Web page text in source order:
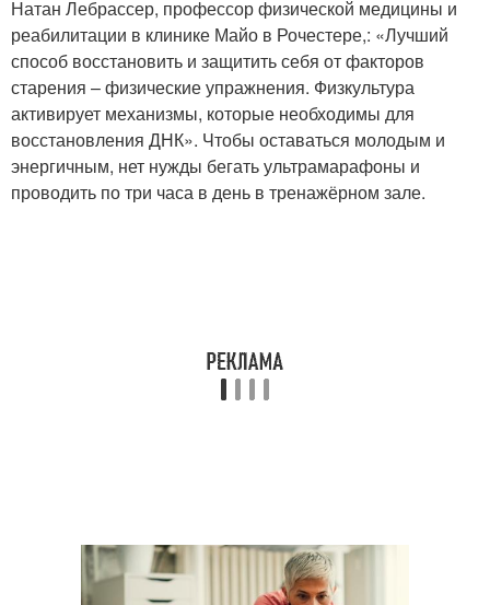
Натан Лебрассер, профессор физической медицины и
реабилитации в клинике Майо в Рочестере,: «Лучший
способ восстановить и защитить себя от факторов
старения – физические упражнения. Физкультура
активирует механизмы, которые необходимы для
восстановления ДНК». Чтобы оставаться молодым и
энергичным, нет нужды бегать ультрамарафоны и
проводить по три часа в день в тренажёрном зале.